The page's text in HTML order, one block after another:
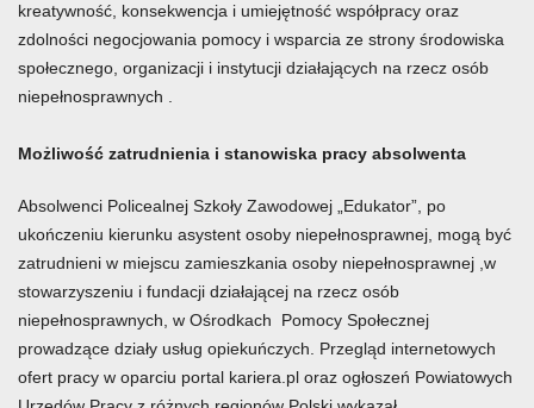
kreatywność, konsekwencja i umiejętność współpracy oraz
zdolności negocjowania pomocy i wsparcia ze strony środowiska
społecznego, organizacji i instytucji działających na rzecz osób
niepełnosprawnych .
Możliwość zatrudnienia i stanowiska pracy absolwenta
Absolwenci Policealnej Szkoły Zawodowej „Edukator”, po
ukończeniu kierunku asystent osoby niepełnosprawnej, mogą być
zatrudnieni w miejscu zamieszkania osoby niepełnosprawnej ,w
stowarzyszeniu i fundacji działającej na rzecz osób
niepełnosprawnych, w Ośrodkach Pomocy Społecznej
prowadzące działy usług opiekuńczych. Przegląd internetowych
ofert pracy w oparciu portal kariera.pl oraz ogłoszeń Powiatowych